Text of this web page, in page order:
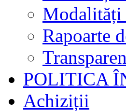
Modalități
Rapoarte
POLITICA
Achiziții